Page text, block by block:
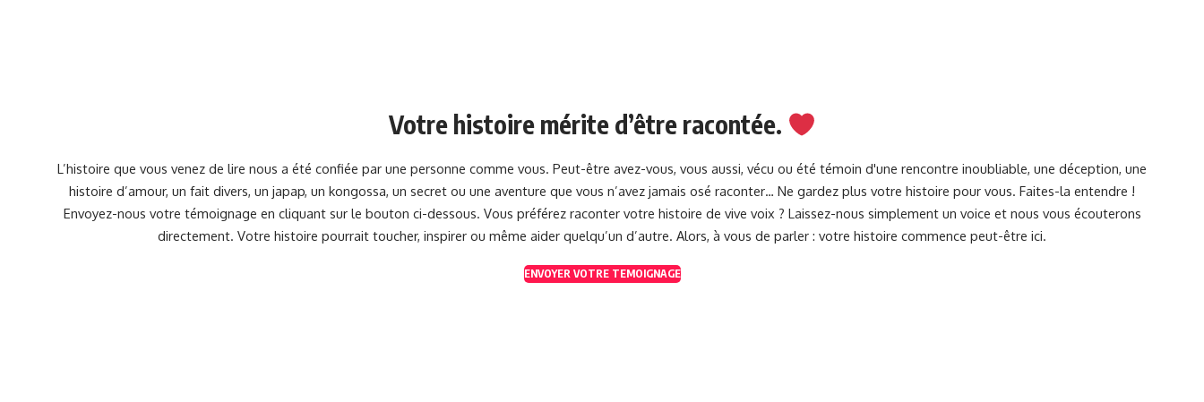
Votre histoire mérite d’être racontée.
L’histoire que vous venez de lire nous a été confiée par une personne comme vous. Peut-être avez-vous, vous aussi, vécu ou été témoin d'une rencontre inoubliable, une déception, une
histoire d’amour, un fait divers, un japap, un kongossa, un secret ou une aventure que vous n’avez jamais osé raconter… Ne gardez plus votre histoire pour vous. Faites-la entendre !
Envoyez-nous votre témoignage en cliquant sur le bouton ci-dessous. Vous préférez raconter votre histoire de vive voix ? Laissez-nous simplement un voice et nous vous écouterons
directement. Votre histoire pourrait toucher, inspirer ou même aider quelqu’un d’autre. Alors, à vous de parler : votre histoire commence peut-être ici.
ENVOYER VOTRE TEMOIGNAGE